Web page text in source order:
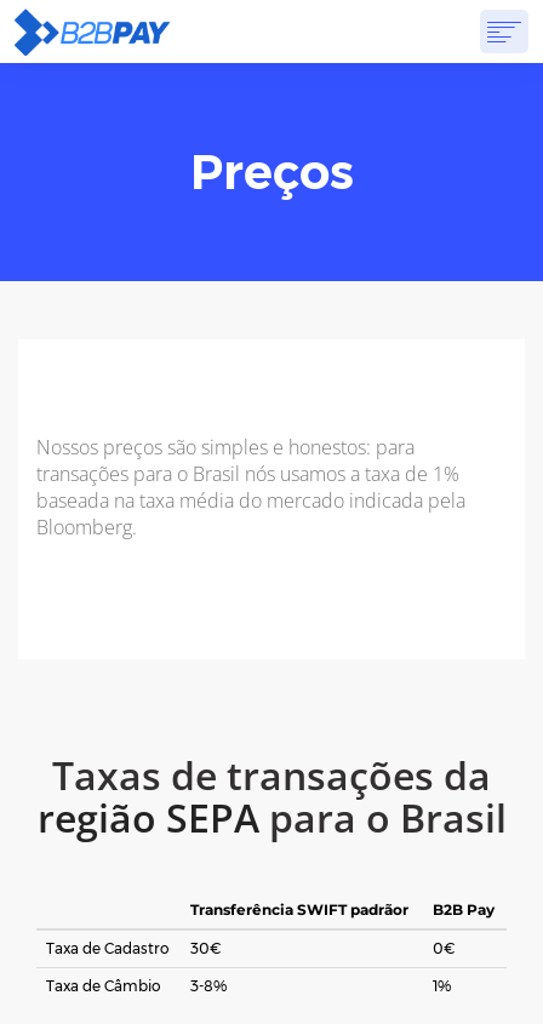
Preços
Nossos preços são simples e honestos: para
transações para o Brasil nós usamos a taxa de 1%
baseada na taxa média do mercado indicada pela
Bloomberg.
Taxas de transações da
região SEPApara o Brasil
Transferência SWIFT padrãor B2B Pay
Taxa de Cadastro 30€ 0€
Taxa de Câmbio 3-8% 1%